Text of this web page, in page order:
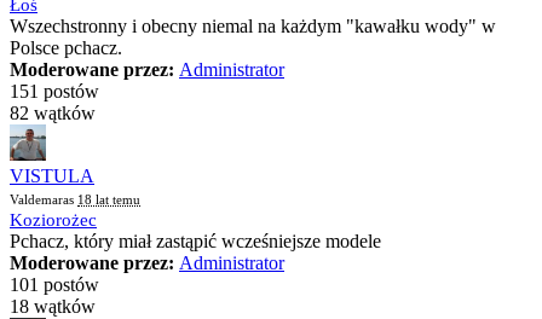
Łoś
Wszechstronny i obecny niemal na każdym "kawałku wody" w
Polsce pchacz.
Moderowane przez: Administrator
151 postów
82 wątków
VISTULA
Valdemaras 18 lat temu
Koziorożec
Pchacz, który miał zastąpić wcześniejsze modele
Moderowane przez: Administrator
101 postów
18 wątków